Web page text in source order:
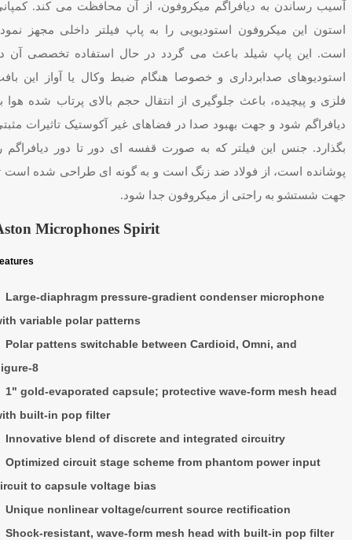
آسیب رساندن به دیافراگم میکروفون، از آن محافظت می کند.
استون این میکروفون استودیویی را به پاپ فیلتر داخلی مجهز
است. این پاپ شیلد باعث می گردد در حال استفاده تخصصی آن
استودیوهای صدابرداری و خصوصا هنگام ضبط وکال یا آواز این
فلزی و پیچیده، باعث جلوگیری از انتقال حجم بالای پرتاب شده هوا
دیافراگم شود و جهت بهبود صدا در فضاهای غیر آکوستیک تاثیرات
بگذارد. جنس این فیلتر که به صورت قفسه ای دور تا دور دیافراگم
پوشانده است، از فولاد ضد زنگ است و به گونه ای طراحی شده است
جهت شستشو به راحتی از میکروفون جدا شود.
Microphones Spirit
Large-diaphragm pressure-gradient condenser microphone
variable polar patterns
Polar pattens switchable between Cardioid, Omni, and
8
1" gold-evaporated capsule; protective wave-form mesh head
built-in pop filter
Innovative blend of discrete and integrated circuitry
Optimized circuit stage scheme from phantom power input
to capsule voltage bias
Unique nonlinear voltage/current source rectification
Shock-resistant, wave-form mesh head with built-in pop filter